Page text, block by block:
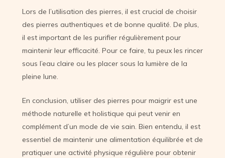
Lors de l’utilisation des pierres, il est crucial de choisir
des pierres authentiques et de bonne qualité. De plus,
il est important de les purifier régulièrement pour
maintenir leur efficacité. Pour ce faire, tu peux les rincer
sous l’eau claire ou les placer sous la lumière de la
pleine lune.
En conclusion, utiliser des pierres pour maigrir est une
méthode naturelle et holistique qui peut venir en
complément d’un mode de vie sain. Bien entendu, il est
essentiel de maintenir une alimentation équilibrée et de
pratiquer une activité physique régulière pour obtenir